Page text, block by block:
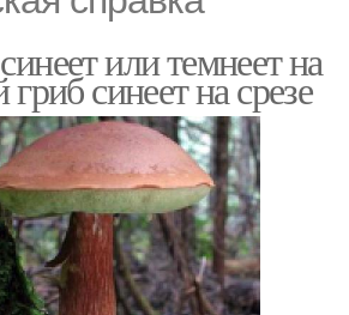
или темнеет на
синеет на срезе